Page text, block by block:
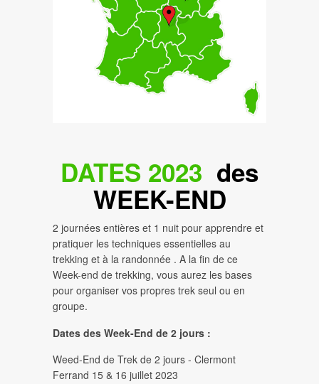
DATES 2023 des
WEEK-END
2 journées entières et 1 nuit pour apprendre et
pratiquer les techniques essentielles au
trekking et à la randonnée . A la fin de ce
Week-end de trekking, vous aurez les bases
pour organiser vos propres trek seul ou en
groupe.
Dates des Week-End de 2 jours :
Weed-End de Trek de 2 jours - Clermont
Ferrand 15 & 16 juillet 2023